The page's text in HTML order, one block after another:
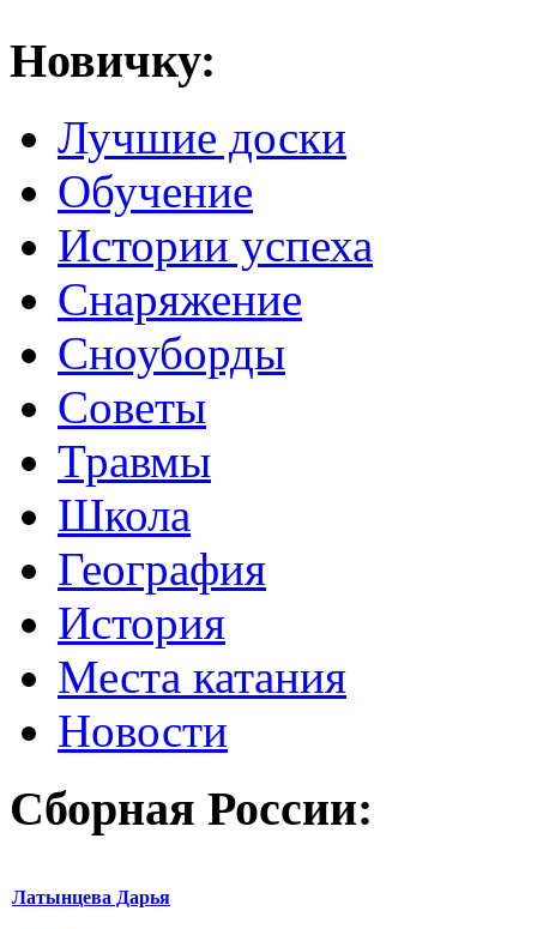
Новичку:
Лучшие доски
Обучение
Истории успеха
Снаряжение
Сноуборды
Советы
Травмы
Школа
География
История
Места катания
Новости
Сборная России:
Латынцева Дарья